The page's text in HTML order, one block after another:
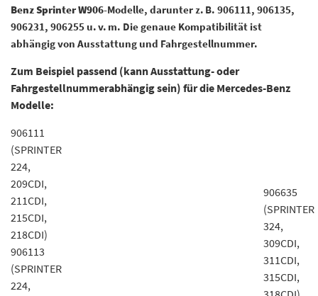
Benz Sprinter W906-Modelle, darunter z. B. 906111, 906135,
906231, 906255 u.v. m. Die genaue Kompatibilität ist
abhängig von Ausstattung und Fahrgestellnummer.
Zum Beispiel passend (kann Ausstattung- oder
Fahrgestellnummerabhängig sein) für die Mercedes-Benz
Modelle:
906111
(SPRINTER
224,
209CDI,
211CDI,
215CDI,
218CDI)
906113
(SPRINTER
224,
906635
(SPRINTER
324,
309CDI,
311CDI,
315CDI,